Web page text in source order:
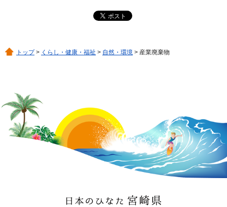
トップ> くらし・健康・福祉 > 自然・環境 > 産業廃棄物
日本のひなた 宮崎県